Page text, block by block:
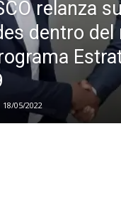
relanza
dentro del
18/05/2022